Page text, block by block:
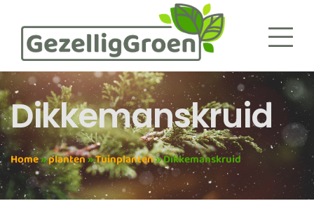
Dikkemanskruid
Home»planten»Tuinplanten»Dikkemanskruid